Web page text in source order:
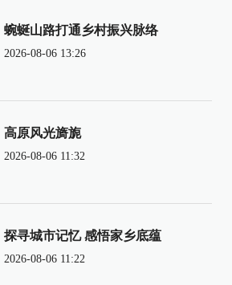
蜿蜒山路打通乡村振兴脉络
2026-08-06 13:26
高原风光旖旎
2026-08-06 11:32
探寻城市记忆 感悟家乡底蕴
2026-08-06 11:22